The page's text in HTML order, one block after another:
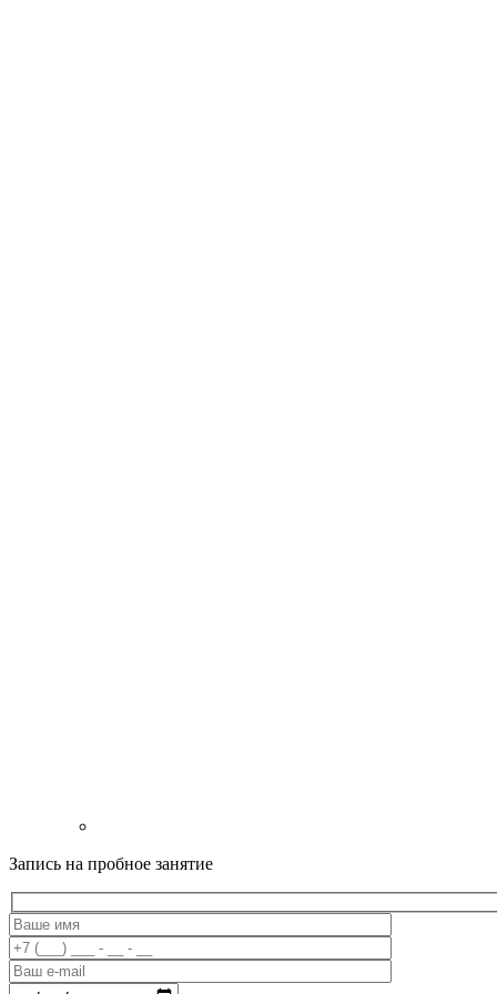
Запись на пробное занятие